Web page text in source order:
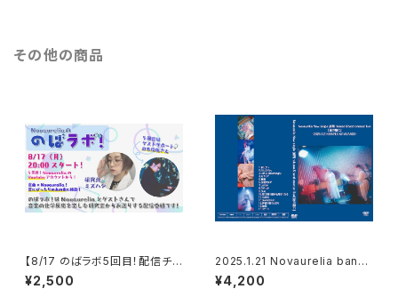
その他の商品
【8/17 のばラボ5回目！配信チケ
ット】
¥2,500
2025.1.21 Novaurelia band
oneman live 「波の随に」DVD
¥4,200